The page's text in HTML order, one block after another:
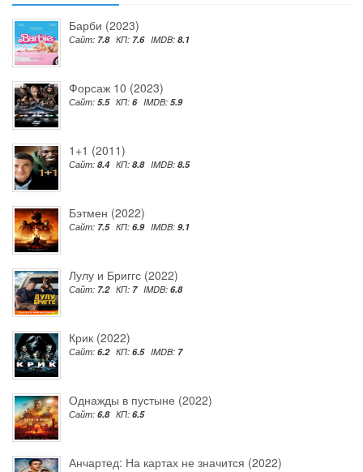
Барби (2023)
Сайт: 7.8 КП: 7.6 IMDB: 8.1
Форсаж 10 (2023)
Сайт: 5.5 КП: 6 IMDB: 5.9
1+1 (2011)
Сайт: 8.4 КП: 8.8 IMDB: 8.5
Бэтмен (2022)
Сайт: 7.5 КП: 6.9 IMDB: 9.1
Лулу и Бриггс (2022)
Сайт: 7.2 КП: 7 IMDB: 6.8
Крик (2022)
Сайт: 6.2 КП: 6.5 IMDB: 7
Однажды в пустыне (2022)
Сайт: 6.8 КП: 6.5
Анчартед: На картах не значится (2022)